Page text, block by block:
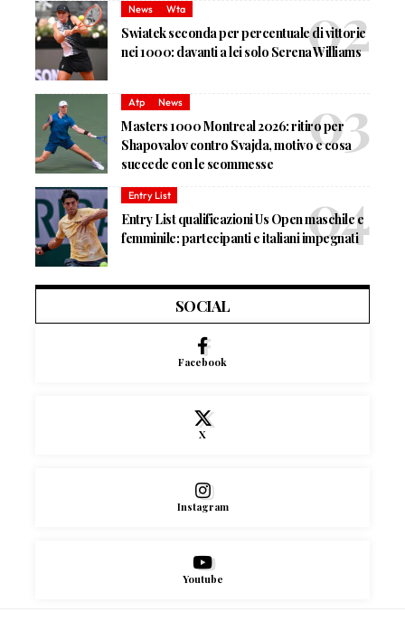
News Wta
Swiatek seconda per percentuale di vittorie
nei 1000: davanti a lei solo Serena Williams
Atp News
Masters 1000 Montreal 2026: ritiro per
Shapovalov contro Svajda, motivo e cosa
succede con le scommesse
Entry List
Entry List qualificazioni Us Open maschile e
femminile: partecipanti e italiani impegnati
SOCIAL
Facebook
X
Instagram
Youtube